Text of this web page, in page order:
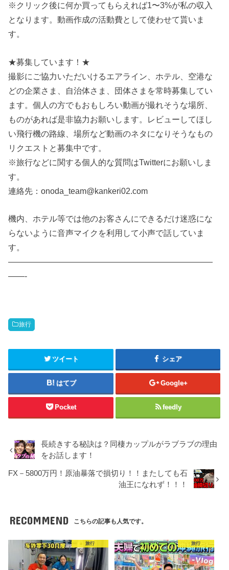
※クリック後に何か買ってもらえれば1〜3%が私の収入
となります。動画作成の活動費として使わせて貰いま
す。
★募集しています！★
撮影にご協力いただいけるエアライン、ホテル、空港な
どの企業さま、自治体さま、団体さまを常時募集してい
ます。個人の方でもおもしろい動画が撮れそうな場所、
ものがあれば是非協力お願いします。レビューしてほし
い飛行機の路線、場所など動画のネタになりそうなもの
リクエストと募集中です。
※旅行などに関する個人的な質問はTwitterにお願いしま
す。
連絡先：onoda_team@kankeri02.com
機内、ホテル等では他のお客さんにできるだけ迷惑にな
らないように音声マイクを利用して小声で話していま
す。
—————————————————————————
——-
旅行
ツイート シェア
はてブ Google+
Pocket feedly
長続きする秘訣は？同棲カップルがラブラブの理由
をお話します！
FX－5800万円！原油暴落で損切り！！またしても石
油王になれず！！！
RECOMMEND こちらの記事も人気です。
旅行 旅行